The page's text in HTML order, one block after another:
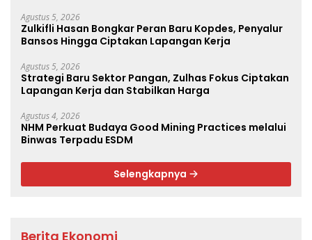
Agustus 5, 2026
Zulkifli Hasan Bongkar Peran Baru Kopdes, Penyalur
Bansos Hingga Ciptakan Lapangan Kerja
Agustus 5, 2026
Strategi Baru Sektor Pangan, Zulhas Fokus Ciptakan
Lapangan Kerja dan Stabilkan Harga
Agustus 4, 2026
NHM Perkuat Budaya Good Mining Practices melalui
Binwas Terpadu ESDM
Selengkapnya
Berita Ekonomi